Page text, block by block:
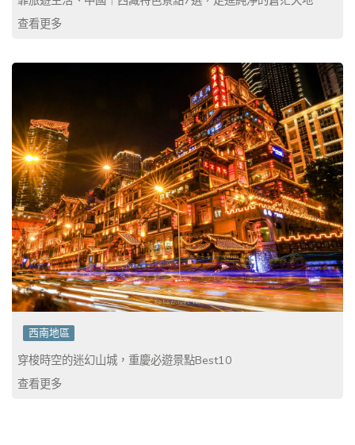
查看更多
西南地區
穿梭時空的迷幻山城，重慶必遊景點Best10
查看更多